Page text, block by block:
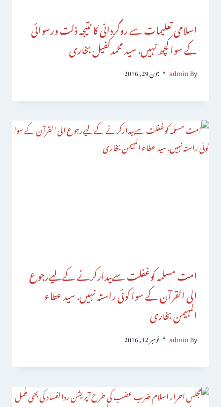
اسلامی تعلیمات سے روگردانی کا نتیجہ ذلت ورسوائی
کے سواکچھ نہیں. سید محمدکفیل بخاری
By
admin جون 29, 2016
امت مسلمہ کوغفلت سےبیدارکرنے کےلیےرجوع
الی القرآن کے سوا کوئی راستہ نہیں. سید عطاء
المہیمن بخاری
By
admin نومبر 12, 2016